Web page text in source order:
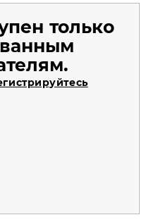
только